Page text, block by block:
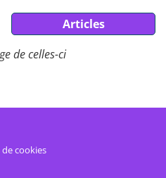
Articles
de celles-ci
cookies